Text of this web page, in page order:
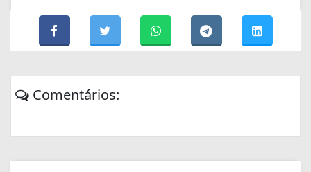
Comentários: